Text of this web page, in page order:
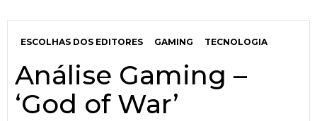
ESCOLHAS DOS EDITORES GAMING TECNOLOGIA
Análise Gaming –
‘God of War’